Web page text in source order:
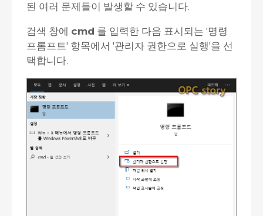
된 여러 문제들이 발생할 수 있습니다.
검색 창에 cmd 를 입력한 다음 표시되는 '명령
프롬프트' 항목에서 '관리자 권한으로 실행'을 선
택합니다.